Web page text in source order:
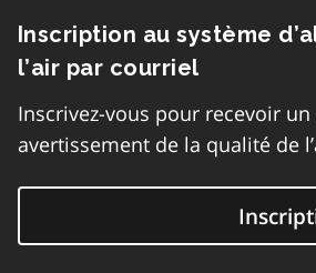
Inscription au système
l’air par courriel
Inscrivez-vous pour recevoir
avertissement de la qualité de